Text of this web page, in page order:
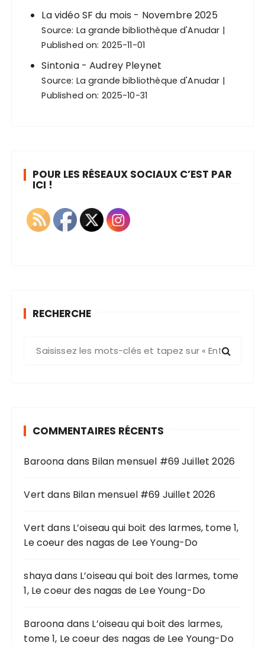
La vidéo SF du mois - Novembre 2025
Source: La grande bibliothèque d'Anudar
Published on: 2025-11-01
Sintonia - Audrey Pleynet
Source: La grande bibliothèque d'Anudar
Published on: 2025-10-31
POUR LES RÉSEAUX SOCIAUX C’EST PAR
ICI !
RECHERCHE
e
o
r
COMMENTAIRES RÉCENTS
Baroona dans Bilan mensuel #69 Juillet 2026
Vert dans Bilan mensuel #69 Juillet 2026
Vert dans L’oiseau qui boit des larmes, tome 1,
Le coeur des nagas de Lee Young-Do
shayadans L’oiseau qui boit des larmes, tome
1, Le coeur des nagas de Lee Young-Do
Baroona dans L’oiseau qui boit des larmes,
tome 1, Le coeur des nagas de Lee Young-Do